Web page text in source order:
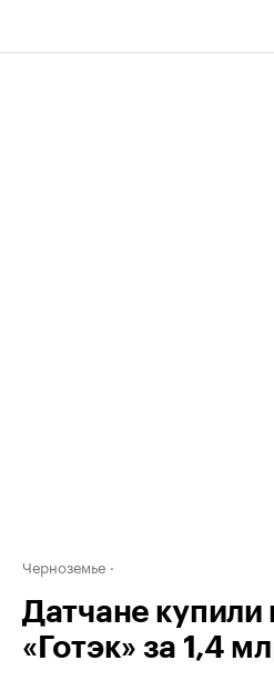
Черноземье
Датчане купили
«Готэк» за 1,4